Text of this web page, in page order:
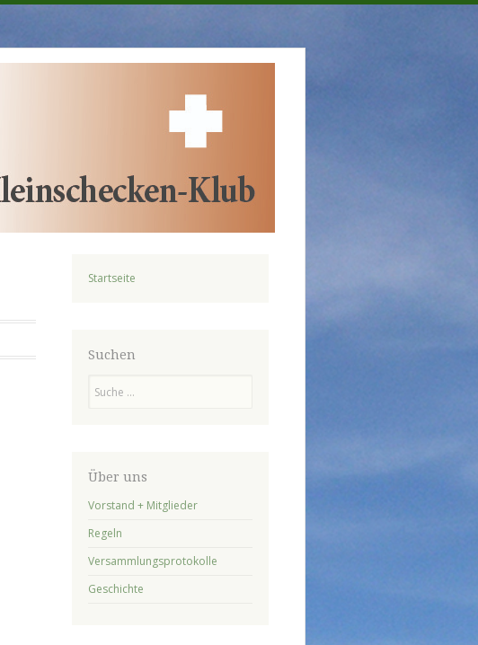
Startseite
Suchen
Über uns
Vorstand + Mitglieder
Regeln
Versammlungsprotokolle
Geschichte